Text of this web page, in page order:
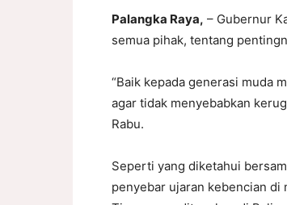
Palangka Raya, – Gubernur
semua pihak, tentang
“Baik kepada generasi muda
agar tidak menyebabkan
Rabu.
Seperti yang diketahui
penyebar ujaran kebencian di